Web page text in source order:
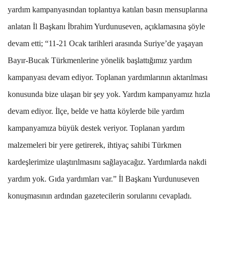
yardım kampanyasından toplantıya katılan basın mensuplarına
anlatan İl Başkanı İbrahim Yurdunuseven, açıklamasına şöyle
devam etti; “11-21 Ocak tarihleri arasında Suriye’de yaşayan
Bayır-Bucak Türkmenlerine yönelik başlattığımız yardım
kampanyası devam ediyor. Toplanan yardımlarının aktarılması
konusunda bize ulaşan bir şey yok. Yardım kampanyamız hızla
devam ediyor. İlçe, belde ve hatta köylerde bile yardım
kampanyamıza büyük destek veriyor. Toplanan yardım
malzemeleri bir yere getirerek, ihtiyaç sahibi Türkmen
kardeşlerimize ulaştırılmasını sağlayacağız. Yardımlarda nakdi
yardım yok. Gıda yardımları var.” İl Başkanı Yurdunuseven
konuşmasının ardından gazetecilerin sorularını cevapladı.